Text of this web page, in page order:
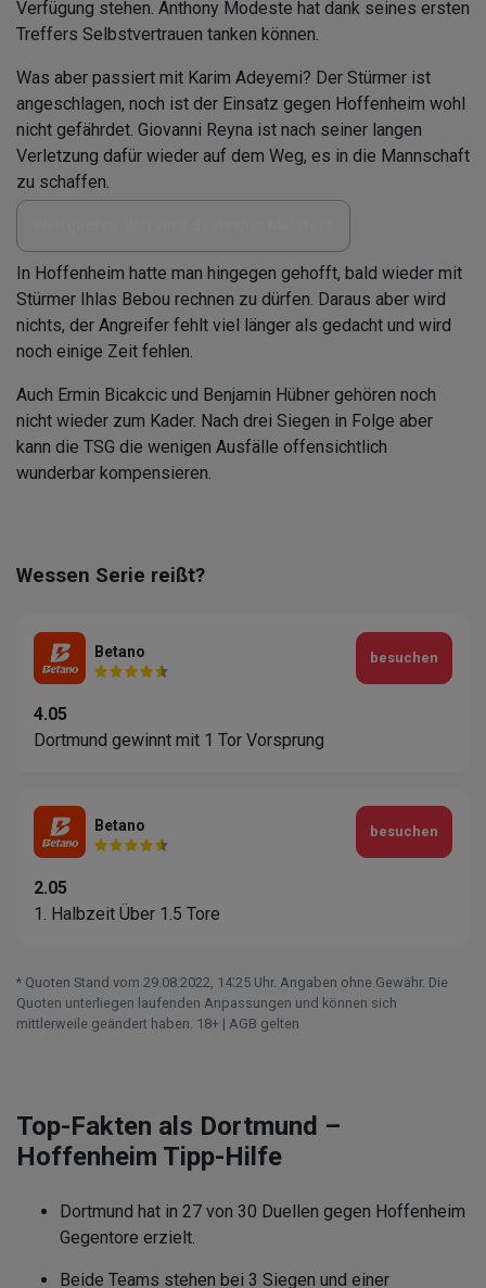
Verfügung stehen. Anthony Modeste hat dank seines ersten
Treffers Selbstvertrauen tanken können.
Was aber passiert mit Karim Adeyemi? Der Stürmer ist
angeschlagen, noch ist der Einsatz gegen Hoffenheim wohl
nicht gefährdet. Giovanni Reyna ist nach seiner langen
Verletzung dafür wieder auf dem Weg, es in die Mannschaft
zu schaffen.
In Hoffenheim hatte man hingegen gehofft, bald wieder mit
Stürmer Ihlas Bebou rechnen zu dürfen. Daraus aber wird
nichts, der Angreifer fehlt viel länger als gedacht und wird
noch einige Zeit fehlen.
Auch Ermin Bicakcic und Benjamin Hübner gehören noch
nicht wieder zum Kader. Nach drei Siegen in Folge aber
kann die TSG die wenigen Ausfälle offensichtlich
wunderbar kompensieren.
Wessen Serie reißt?
Betano
4.05
Dortmund gewinnt mit 1 Tor Vorsprung
besuchen
Betano
2.05
1. Halbzeit Über 1.5 Tore
besuchen
* Quoten Stand vom 29.08.2022‚ 14⁚25 Uhr. Angaben ohne Gewähr. Die
Quoten unterliegen laufenden Anpassungen und können sich
mittlerweile geändert haben. 18+ | AGB gelten
Top-Fakten als Dortmund –
Hoffenheim Tipp-Hilfe
Dortmund hat in 27 von 30 Duellen gegen Hoffenheim
Gegentore erzielt.
Beide Teams stehen bei 3 Siegen und einer